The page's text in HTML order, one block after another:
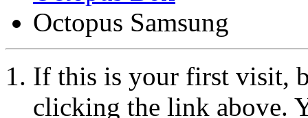
Octopus Samsung
If this is your first visit,
clicking the link above.